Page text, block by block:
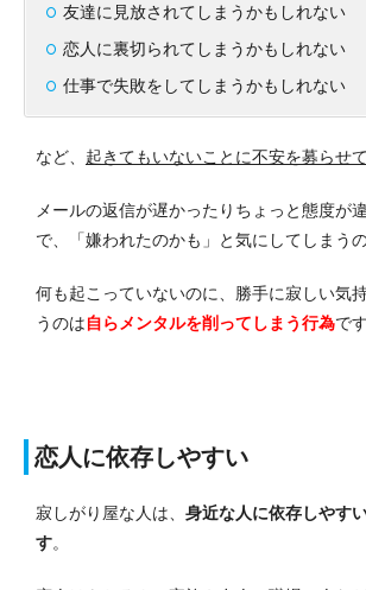
友達に見放されてしまうかもしれない
恋人に裏切られてしまうかもしれない
仕事で失敗をしてしまうかもしれない
など、 起きてもいないことに不安を募らせ
メールの返信が遅かったりちょっと態度が
で、「嫌われたのかも」と気にしてしまうの
何も起こっていないのに、勝手に寂しい気
うのは自らメンタルを削ってしまう行為です
恋人に依存しやすい
寂しがり屋な人は、 身近な人に依存しやす
す。